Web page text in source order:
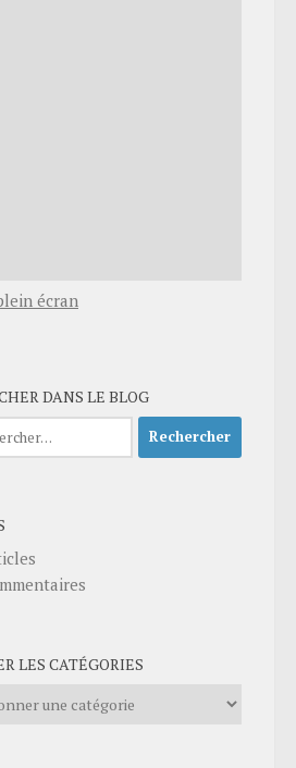
écran
DANS LE BLOG
:
LES CATÉGORIES